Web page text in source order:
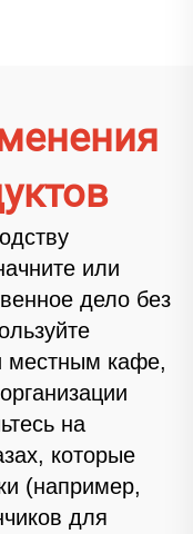
или
дело без
местным кафе,
на
которые
(например,
для